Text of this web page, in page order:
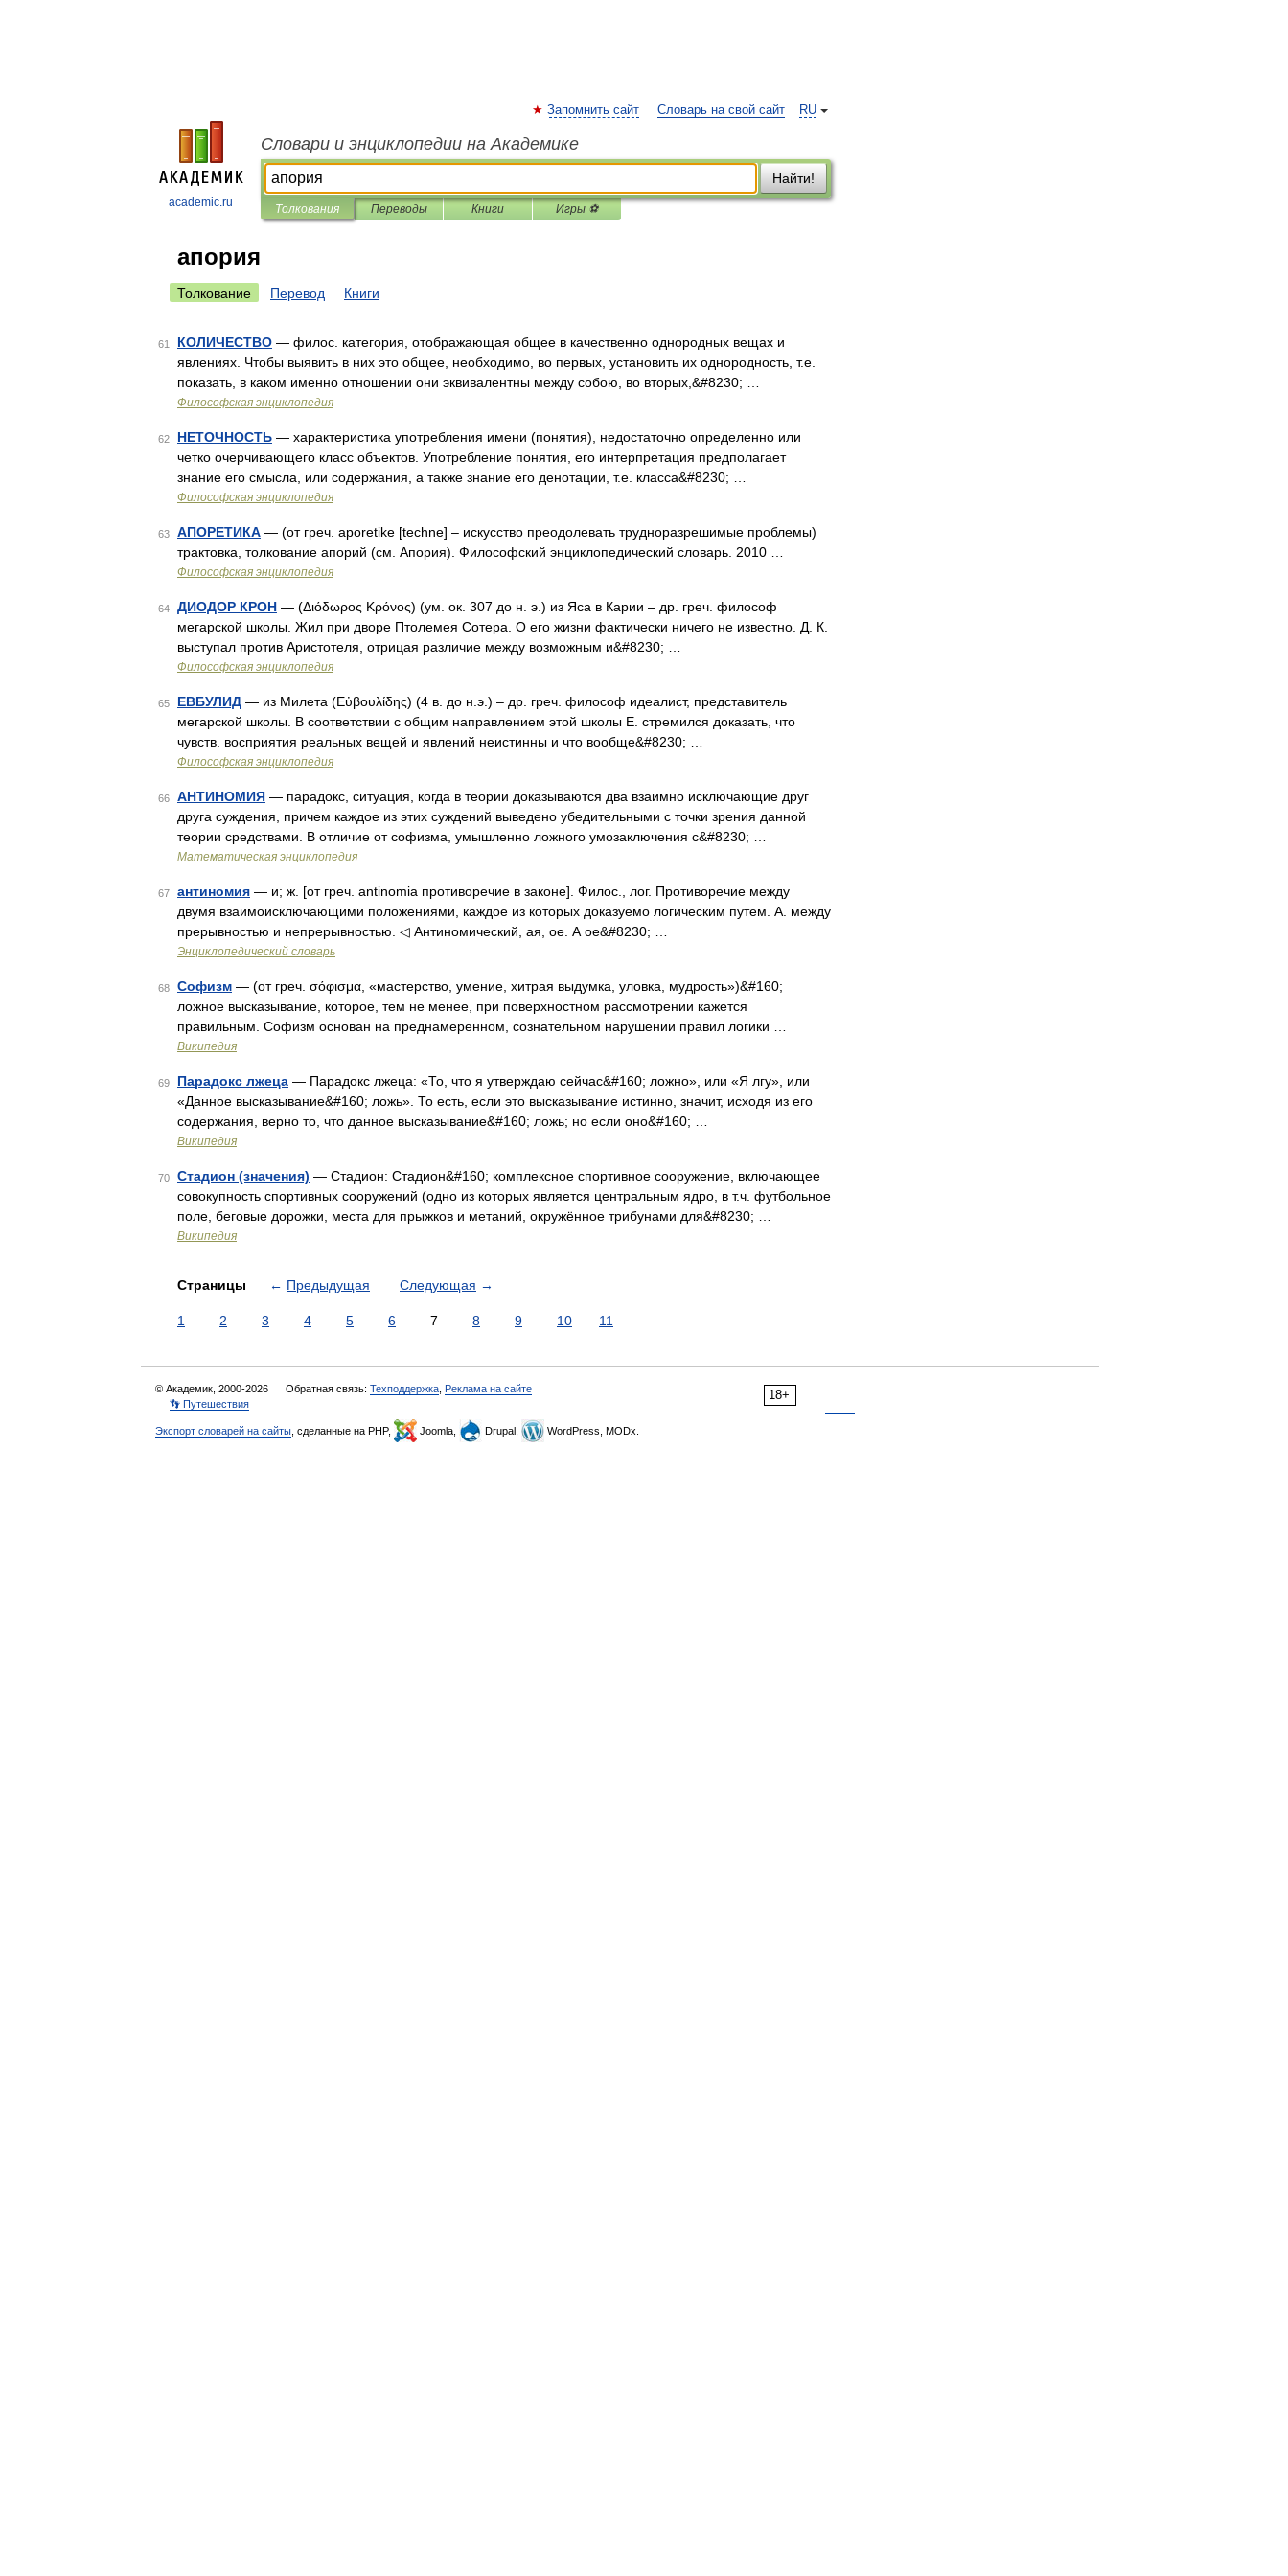
academic.ru
RU
Запомнить сайт Словарь на свой сайт
Словари и энциклопедии на Академике
Найти!
Толкования Переводы Книги Игры ⚽
апория
Толкование Перевод Книги
61 КОЛИЧЕСТВО — филос. категория, отображающая общее в качественно однородных вещах и
явлениях. Чтобы выявить в них это общее, необходимо, во первых, установить их однородность, т.е.
показать, в каком именно отношении они эквивалентны между собою, во вторых,&#8230; …
Философская энциклопедия
62 НЕТОЧНОСТЬ — характеристика употребления имени (понятия), недостаточно определенно или
четко очерчивающего класс объектов. Употребление понятия, его интерпретация предполагает
знание его смысла, или содержания, а также знание его денотации, т.е. класса&#8230; …
Философская энциклопедия
63 АПОРЕТИКА — (от греч. aporetike [techne] – искусство преодолевать трудноразрешимые проблемы)
трактовка, толкование апорий (см. Апория). Философский энциклопедический словарь. 2010 …
Философская энциклопедия
64 ДИОДОР КРОН — (Διόδωρος Κρόνος) (ум. ок. 307 до н. э.) из Яса в Карии – др. греч. философ
мегарской школы. Жил при дворе Птолемея Сотера. О его жизни фактически ничего не известно. Д. К.
выступал против Аристотеля, отрицая различие между возможным и&#8230; …
Философская энциклопедия
65 ЕВБУЛИД — из Милета (Εὐβουλίδης) (4 в. до н.э.) – др. греч. философ идеалист, представитель
мегарской школы. В соответствии с общим направлением этой школы Е. стремился доказать, что
чувств. восприятия реальных вещей и явлений неистинны и что вообще&#8230; …
Философская энциклопедия
66 АНТИНОМИЯ — парадокc, ситуация, когда в теории доказываются два взаимно исключающие друг
друга суждения, причем каждое из этих суждений выведено убедительными с точки зрения данной
теории средствами. В отличие от софизма, умышленно ложного умозаключения с&#8230; …
Математическая энциклопедия
67 антиномия — и; ж. [от греч. antinomia противоречие в законе]. Филос., лог. Противоречие между
двумя взаимоисключающими положениями, каждое из которых доказуемо логическим путем. А. между
прерывностью и непрерывностью. ◁ Антиномический, ая, ое. А ое&#8230; …
Энциклопедический словарь
68 Софизм — (от греч. σόφισμα, «мастерство, умение, хитрая выдумка, уловка, мудрость»)&#160;
ложное высказывание, которое, тем не менее, при поверхностном рассмотрении кажется
правильным. Софизм основан на преднамеренном, сознательном нарушении правил логики …
Википедия
69 Парадокс лжеца — Парадокс лжеца: «То, что я утверждаю сейчас&#160; ложно», или «Я лгу», или
«Данное высказывание&#160; ложь». То есть, если это высказывание истинно, значит, исходя из его
содержания, верно то, что данное высказывание&#160; ложь; но если оно&#160; …
Википедия
70 Стадион (значения) — Стадион: Стадион&#160; комплексное спортивное сооружение, включающее
совокупность спортивных сооружений (одно из которых является центральным ядро, в т.ч. футбольное
поле, беговые дорожки, места для прыжков и метаний, окружённое трибунами для&#8230; …
Википедия
Страницы ← Предыдущая Следующая →
1 2 3 4 5 6 7 8 9 10 11
18+
© Академик, 2000-2026 Обратная связь: Техподдержка Реклама на сайте
👣 Путешествия
Экспорт словарей на сайты , сделанные на PHP, Joomla, Drupal, WordPress, MODx.